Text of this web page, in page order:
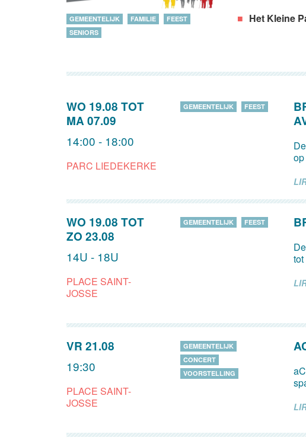
GEMEENTELIJK FAMILIE
FEEST
SENIORS
Het Kleine
WO 19.08 TOT
MA 07.09
14:00 - 18:00
PARC LIEDEKERKE
GEMEENTELIJK FEEST
WO 19.08 TOT
ZO 23.08
14U - 18U
PLACE SAINT-
JOSSE
GEMEENTELIJK FEEST
VR 21.08
19:30
PLACE SAINT-
JOSSE
GEMEENTELIJK
CONCERT
VOORSTELLING